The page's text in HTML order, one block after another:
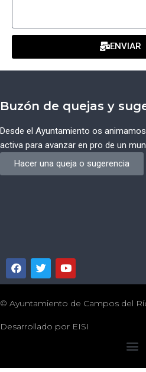
ENVIAR
Buzón de quejas y
Desde el Ayuntamiento os
activa para avanzar en pro de un
Hacer una queja o sugerencia
© Ayuntamiento de Campos del
Desarrollado por EISI